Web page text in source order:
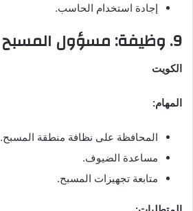
إجادة استخدام الحاسب.
9. وظيفة: مسؤول المسبح
الكويت
المهام:
المحافظة على نظافة منطقة المسبح.
مساعدة الضيوف.
متابعة تجهيزات المسبح.